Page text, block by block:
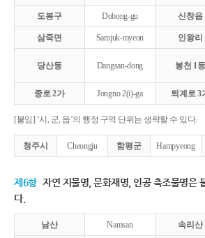
도봉구 Dobong-gu 신창읍
삼죽면 Samjuk-myeon 인왕리
당산동 Dangsan-dong 봉천 1동
종로 2가 Jongno 2(i)-ga 퇴계로 3
[붙임] ‘시, 군, 읍’의 행정 구역 단위는 생략할 수 있다.
청주시 Cheongju 함평군 Hampyeong
제6항 자연 지물명, 문화재명, 인공 축조물명은
다.
남산 Namsan 속리산